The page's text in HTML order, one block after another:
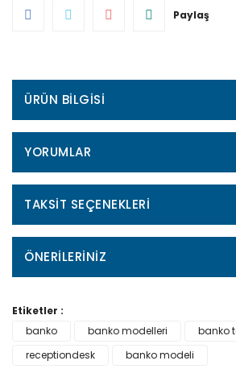
Paylaş
ÜRÜN BILGISI
YORUMLAR
TAKSIT SEÇENEKLERI
ÖNERILERINIZ
Etiketler :
banko
banko modelleri
banko
receptiondesk
banko modeli